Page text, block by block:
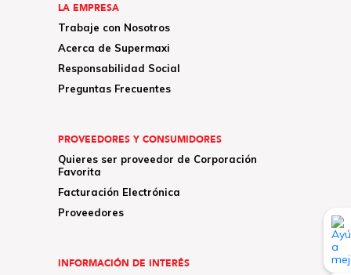
LA EMPRESA
Trabaje con Nosotros
Acerca de Supermaxi
Responsabilidad Social
Preguntas Frecuentes
PROVEEDORES Y CONSUMIDORES
Quieres ser proveedor de Corporación
Favorita
Facturación Electrónica
Proveedores
INFORMACIÓN DE INTERÉS